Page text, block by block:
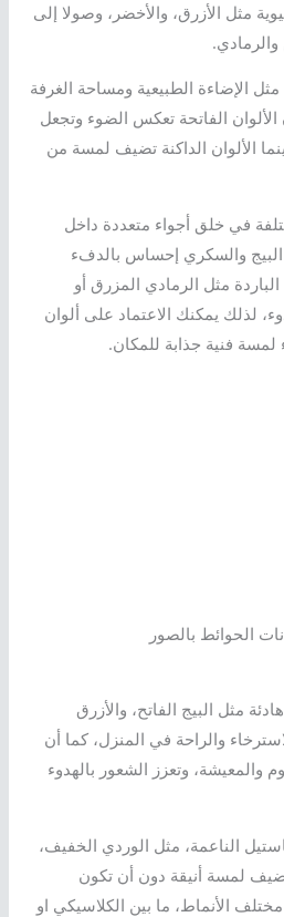
مثل الأزرق، والأخضر، وصولا إلى
والرمادي.
الإضاءة الطبيعية ومساحة الغرفة
الألوان الفاتحة تعكس الضوء وتجعل
الألوان الداكنة تضيف لمسة من
في خلق أجواء متعددة داخل
البيج والسكري إحساس بالدفء
مثل الرمادي المزرق أو
لذلك يمكنك الاعتماد على ألوان
فنية جذابة للمكان.
الحوائط بالصور
مثل البيج الفاتح، والأزرق
والراحة في المنزل، كما أن
والمعيشة، وتعزز الشعور بالهدوء
الناعمة، مثل الوردي الخفيف،
لمسة أنيقة دون أن تكون
الأنماط، ما بين الكلاسيكي او